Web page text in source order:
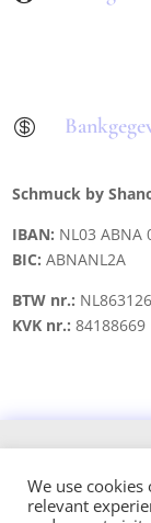

Schmuck by
IBAN: NL03 ABNA
BIC: ABNANL2A
BTW nr.:
KVK nr.:84188669
We use
relevant